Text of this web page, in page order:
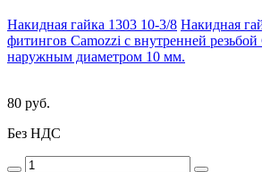
Накидная гайка 1303 10-3/8 Накидная
фитингов Camozzi с внутренней резьбой
наружным диаметром 10 мм.
80 руб.
Без НДС